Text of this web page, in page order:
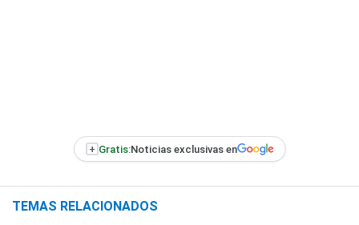
+ Gratis:Noticias exclusivas en
TEMAS RELACIONADOS